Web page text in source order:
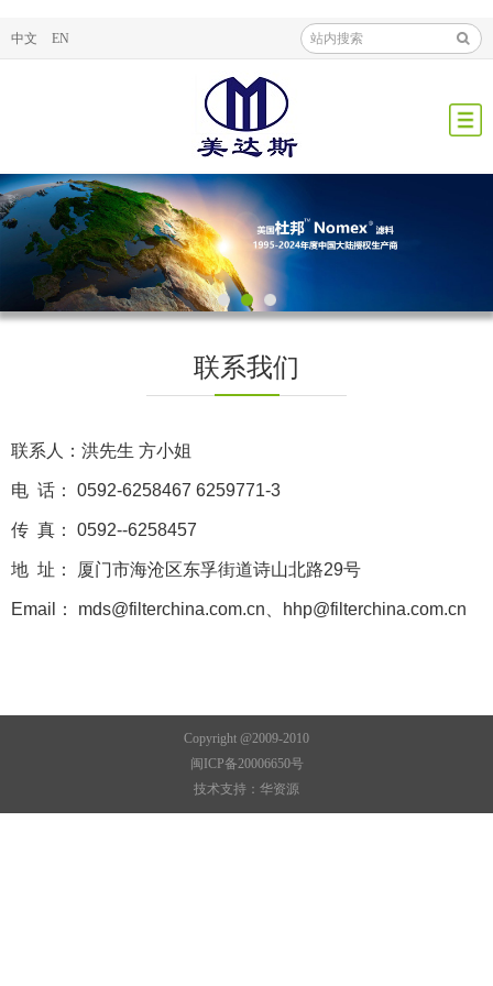
中文 EN
联系我们
联系人：洪先生 方小姐
电 话： 0592-6258467 6259771-3
传 真： 0592--6258457
地 址： 厦门市海沧区东孚街道诗山北路29号
Email： mds@filterchina.com.cn、hhp@filterchina.com.cn
Copyright @2009-2010
闽ICP备20006650号
技术支持： 华资源